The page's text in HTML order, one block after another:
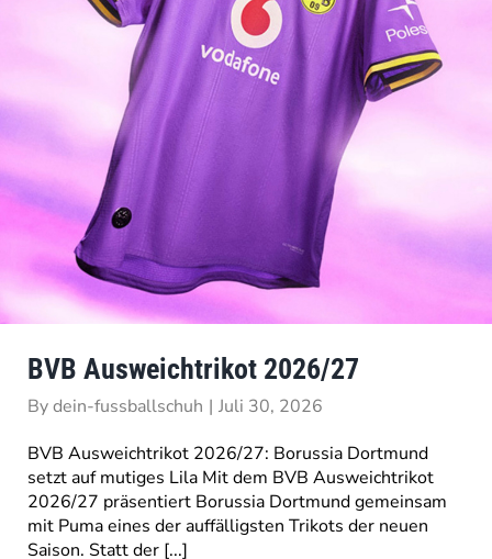
BVB Ausweichtrikot 2026/27
Bydein-fussballschuh | Juli 30, 2026
BVB Ausweichtrikot 2026/27: Borussia Dortmund
setzt auf mutiges Lila Mit dem BVB Ausweichtrikot
2026/27 präsentiert Borussia Dortmund gemeinsam
mit Puma eines der auffälligsten Trikots der neuen
Saison. Statt der [...]